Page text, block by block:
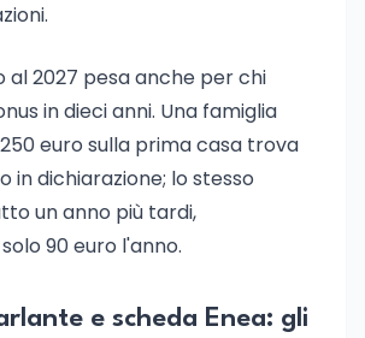
al 2027 pesa anche per chi
in dieci anni. Una famiglia
euro sulla prima casa trova
in dichiarazione; lo stesso
un anno più tardi,
90 euro l'anno.
e scheda Enea: gli